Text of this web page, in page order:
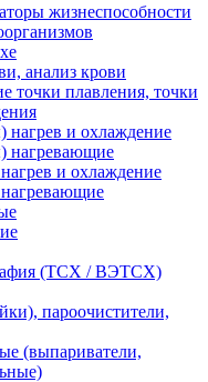
жизнеспособности
анализ крови
точки плавления, точки
нагрев и охлаждение
нагревающие
и охлаждение
(ТСХ / ВЭТСХ)
пароочистители,
(выпариватели,